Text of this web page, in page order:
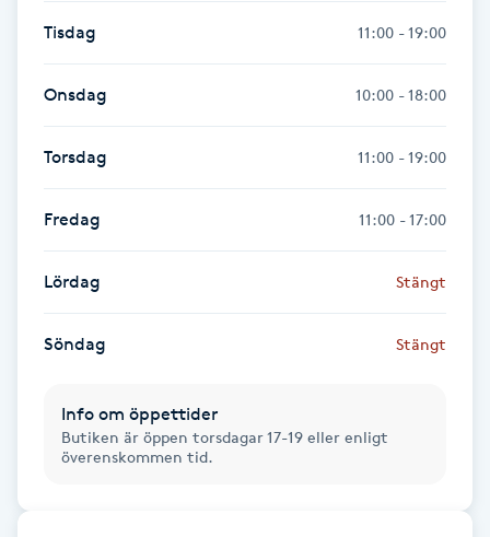
Idrottsmassage
IPL hårborttagning
J
Tisdag 11:00 - 19:00
Onsdag 10:00 - 18:00
Torsdag 11:00 - 19:00
Fredag 11:00 - 17:00
Lördag Stängt
Söndag Stängt
Info om öppettider
Butiken är öppen torsdagar 17-19 eller enligt
överenskommen tid.